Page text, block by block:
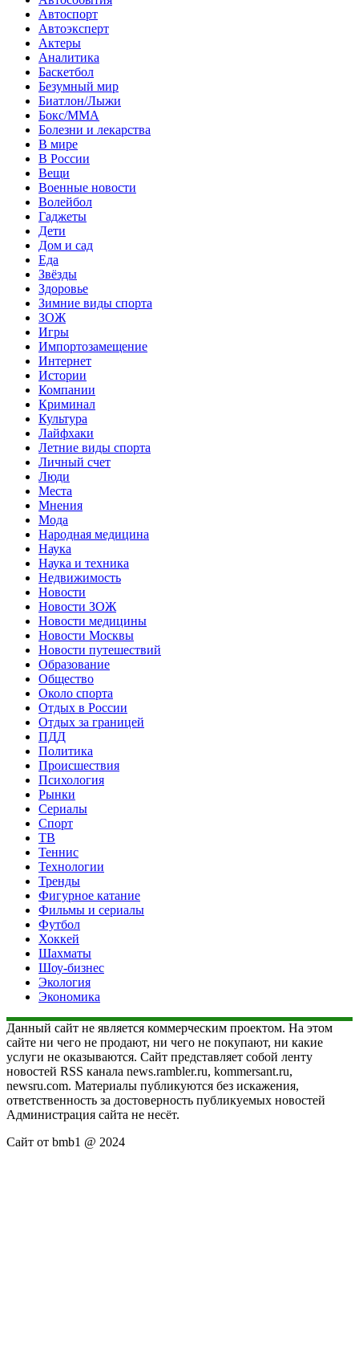
Автоспорт
Автоэксперт
Актеры
Аналитика
Баскетбол
Безумный мир
Биатлон/Лыжи
Бокс/MMA
Болезни и лекарства
В мире
В России
Вещи
Военные новости
Волейбол
Гаджеты
Дети
Дом и сад
Еда
Звёзды
Здоровье
Зимние виды спорта
ЗОЖ
Игры
Импортозамещение
Интернет
Истории
Компании
Криминал
Культура
Лайфхаки
Летние виды спорта
Личный счет
Люди
Места
Мнения
Мода
Народная медицина
Наука
Наука и техника
Недвижимость
Новости
Новости ЗОЖ
Новости медицины
Новости Москвы
Новости путешествий
Образование
Общество
Около спорта
Отдых в России
Отдых за границей
ПДД
Политика
Происшествия
Психология
Рынки
Сериалы
Спорт
ТВ
Теннис
Технологии
Тренды
Фигурное катание
Фильмы и сериалы
Футбол
Хоккей
Шахматы
Шоу-бизнес
Экология
Экономика
Данный сайт не является коммерческим проектом. На этом
сайте ни чего не продают, ни чего не покупают, ни какие
услуги не оказываются. Сайт представляет собой ленту
новостей RSS канала news.rambler.ru, kommersant.ru,
newsru.com. Материалы публикуются без искажения,
ответственность за достоверность публикуемых новостей
Администрация сайта не несёт.
Сайт от bmb1 @ 2024